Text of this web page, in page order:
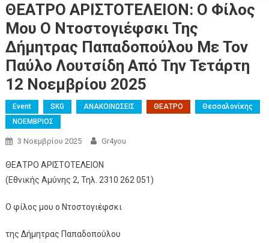
ΘΕΑΤΡΟ ΑΡΙΣΤΟΤΕΛΕΙΟΝ: Ο Φίλος
Μου Ο Ντοστογιέφσκι Της
Δήμητρας Παπαδοπούλου Με Τον
Παύλο Λουτσίδη Από Την Τετάρτη
12 Νοεμβρίου 2025
Event SKG ΑΝΑΚΟΙΝΩΣΕΙΣ ΘΕΑΤΡΟ
Θεσσαλονίκης
ΝΟΕΜΒΡΙΟΣ
3 Νοεμβρίου 2025 Gr4you
ΘΕΑΤΡΟ ΑΡΙΣΤΟΤΕΛΕΙΟΝ
(Εθνικής Αμύνης 2, Τηλ. 2310 262 051)
Ο φίλος μου ο Ντοστογιέφσκι
της Δήμητρας Παπαδοπούλου